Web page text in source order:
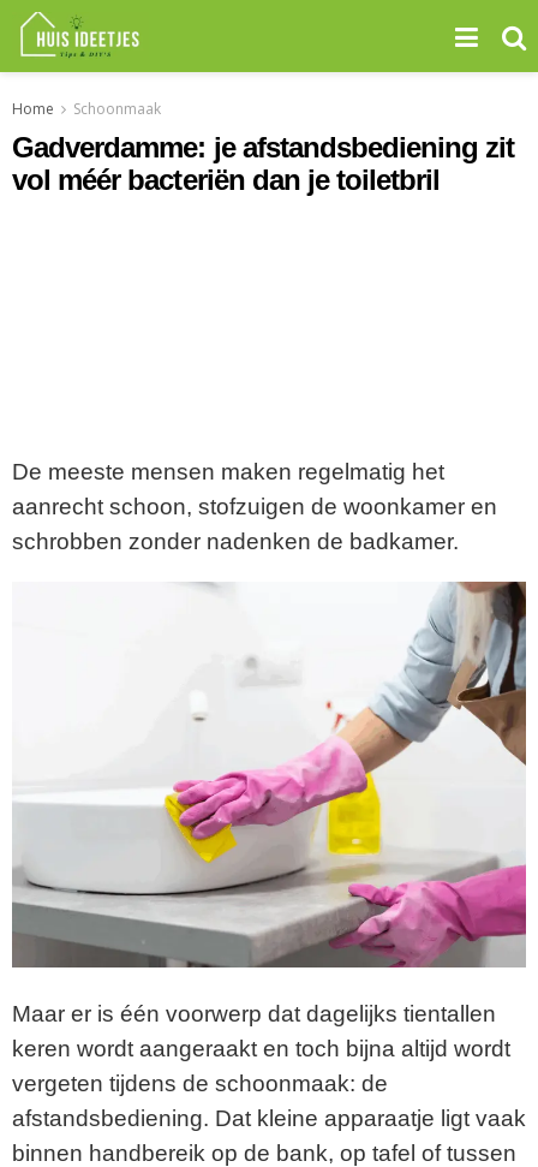
Home Schoonmaak
Gadverdamme: je afstandsbediening zit
vol méér bacteriën dan je toiletbril
De meeste mensen maken regelmatig het
aanrecht schoon, stofzuigen de woonkamer en
schrobben zonder nadenken de badkamer.
Maar er is één voorwerp dat dagelijks tientallen
keren wordt aangeraakt en toch bijna altijd wordt
vergeten tijdens de schoonmaak: de
afstandsbediening. Dat kleine apparaatje ligt vaak
binnen handbereik op de bank, op tafel of tussen